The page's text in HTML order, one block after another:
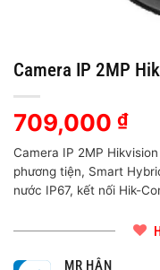
Camera IP 2MP
709,000 ₫
Camera IP 2MP
phương tiện, Smart
nước IP67, kết nối Hik-
MR HÂN